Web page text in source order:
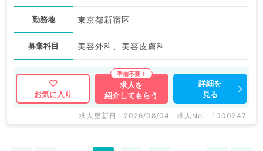
勤務地 東京都新宿区
募集科目 美容外科、美容皮膚科
お気に入り
求人を
紹介してもらう
詳細を
見る
求人更新日 : 2026/08/04 求人No. : 1000247